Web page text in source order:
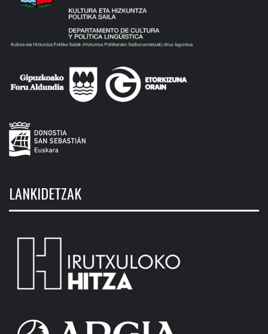
LANKIDETZAK